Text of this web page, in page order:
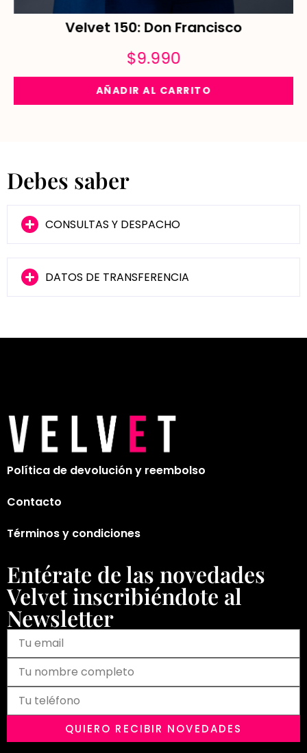
Velvet 150: Don Francisco
$9.990
AÑADIR AL CARRITO
Debes saber
CONSULTAS Y DESPACHO
DATOS DE TRANSFERENCIA
Política de devolución y reembolso
Contacto
Términos y condiciones
Entérate de las novedades
Velvet inscribiéndote al
Newsletter
QUIERO RECIBIR NOVEDADES